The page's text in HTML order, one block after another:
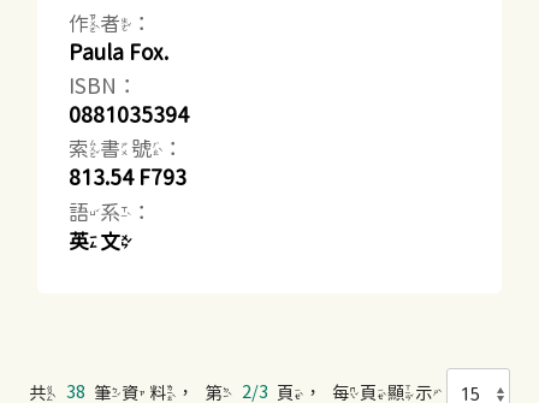
作者：
Paula Fox.
ISBN：
0881035394
索書號：
813.54 F793
語系：
英文
共 38 筆資料，第 2/3 頁，每頁顯示